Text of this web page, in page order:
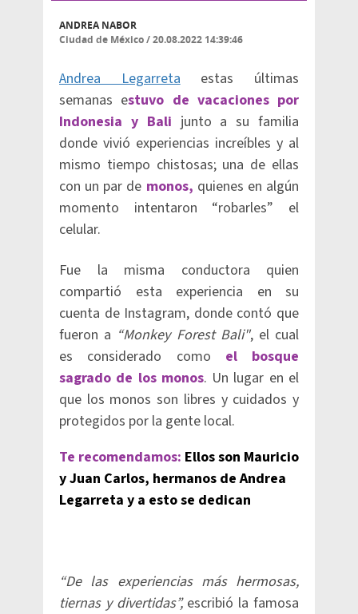
ANDREA NABOR
Ciudad de México/20.08.2022 14:39:46
Andrea Legarretaestas últimas
semanas estuvo de vacaciones por
Indonesia y Bali junto a su familia
donde vivió experiencias increíbles y al
mismo tiempo chistosas; una de ellas
con un par de monos, quienes en algún
momento intentaron “robarles” el
celular.
Fue la misma conductora quien
compartió esta experiencia en su
cuenta de Instagram, donde contó que
fueron a “Monkey Forest Bali", el cual
es considerado como el bosque
sagrado de los monos. Un lugar en el
que los monos son libres y cuidados y
protegidos por la gente local.
Te recomendamos: Ellos son Mauricio
y Juan Carlos, hermanos de Andrea
Legarreta y a esto se dedican
“De las experiencias más hermosas,
tiernas y divertidas”, escribió la famosa